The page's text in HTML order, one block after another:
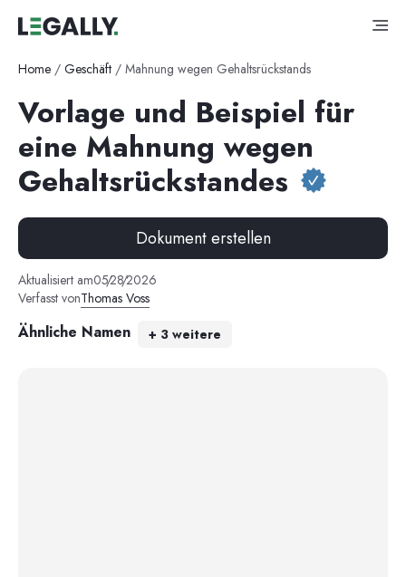
Home / Geschäft / Mahnung wegen Gehaltsrückstands
Vorlage und Beispiel für
eine Mahnung wegen
Gehaltsrückstandes
Dokument erstellen
Aktualisiert am05/28/2026
Verfasst vonThomas Voss
Ähnliche Namen + 3 weitere